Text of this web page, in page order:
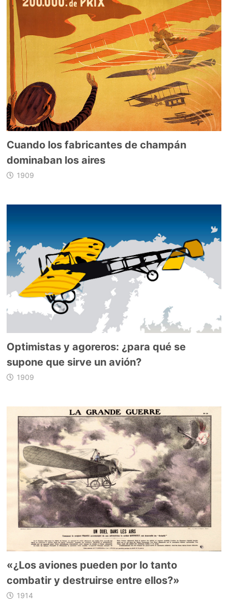
Cuando los fabricantes de champán
dominaban los aires
1909
Optimistas y agoreros: ¿para qué se
supone que sirve un avión?
1909
«¿Los aviones pueden por lo tanto
combatir y destruirse entre ellos?»
1914